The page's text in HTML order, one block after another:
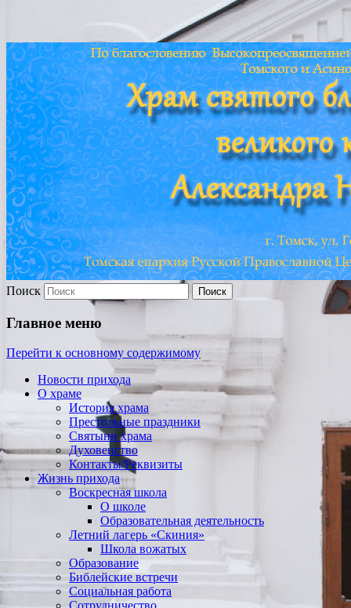
Храм св. Александра
Невского г. Томска
Поиск
Главное меню
Перейти к основному содержимому
Новости прихода
О храме
История храма
Престольные праздники
Святыни храма
Духовенство
Контакты/Реквизиты
Жизнь прихода
Воскресная школа
О школе
Образовательная деятельность
Летний лагерь «Скиния»
Школа вожатых
Образование
Библейские встречи
Социальная работа